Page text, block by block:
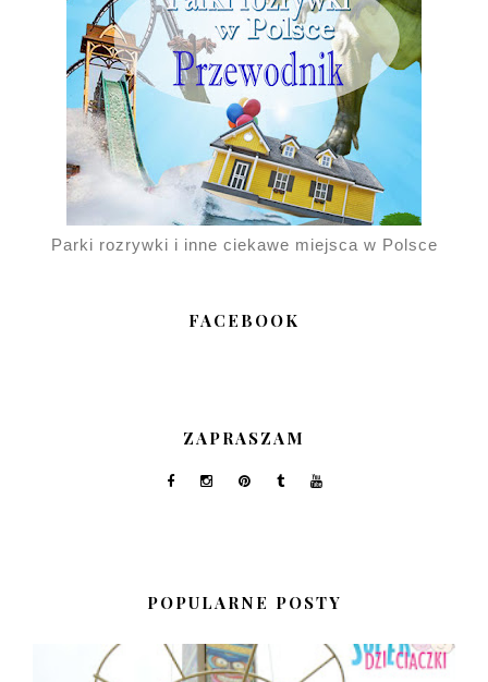
Parki rozrywki i inne ciekawe miejsca w Polsce
FACEBOOK
ZAPRASZAM
POPULARNE POSTY